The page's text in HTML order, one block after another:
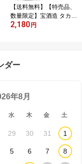
【送料無料】【特売品、
数量限定】宝酒造 タカラ
CANチューハイ 柚子 40
州・沖縄届けは別途送料
がかかります
2,180 円
ダー
年8月
水 木 金 土
29 30 31 1
5 6 7 8